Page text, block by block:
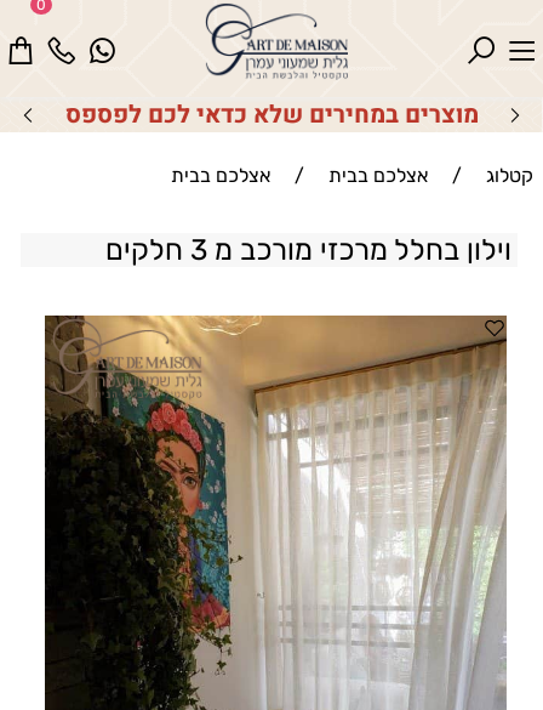
מוצרים במחירים שלא כדאי לכם לפספס
0
קטלוג / אצלכם בבית / אצלכם בבית
וילון בחלל מרכזי מורכב מ 3 חלקים